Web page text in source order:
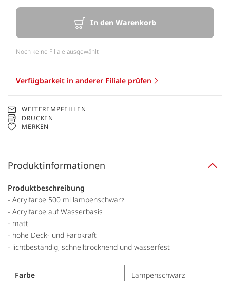
In den Warenkorb
Noch keine Filiale ausgewählt
Verfügbarkeit in anderer Filiale prüfen
WEITEREMPFEHLEN
DRUCKEN
MERKEN
Produktinformationen
Produktbeschreibung
- Acrylfarbe 500 ml lampenschwarz
- Acrylfarbe auf Wasserbasis
- matt
- hohe Deck- und Farbkraft
- lichtbeständig, schnelltrocknend und wasserfest
Farbe Lampenschwarz